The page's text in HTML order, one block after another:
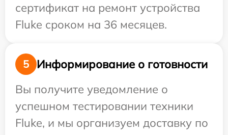
сертификат на ремонт устройства
Fluke сроком на 36 месяцев.
5
Информирование о готовности
Вы получите уведомление о
успешном тестировании техники
Fluke, и мы организуем доставку по